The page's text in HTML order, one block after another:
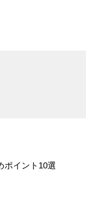
ポイント10選